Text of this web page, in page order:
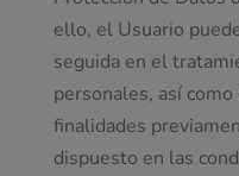
ello, el Usuario
seguida en el
personales, así
finalidades
dispuesto en las